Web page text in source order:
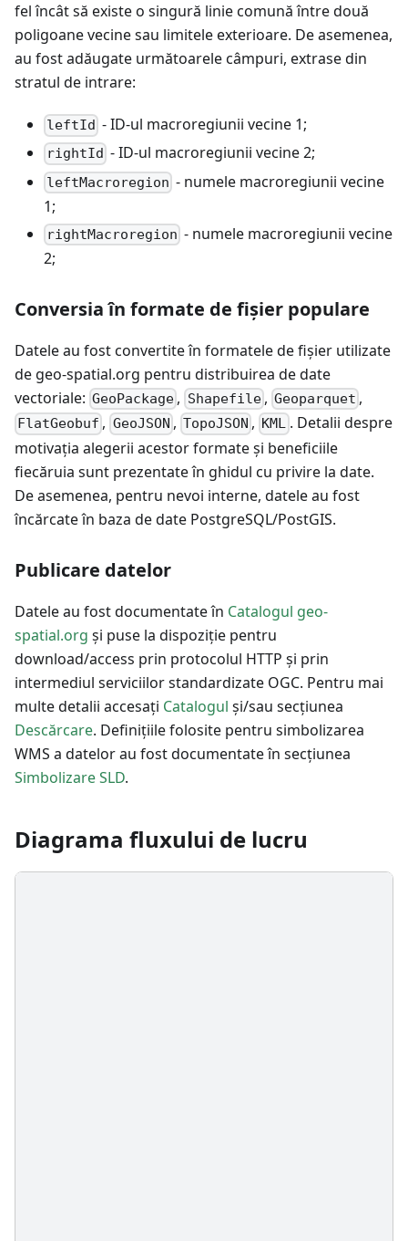
fel încât să existe o singură linie comună între două
poligoane vecine sau limitele exterioare. De asemenea,
au fost adăugate următoarele câmpuri, extrase din
stratul de intrare:
leftId - ID-ul macroregiunii vecine 1;
rightId - ID-ul macroregiunii vecine 2;
leftMacroregion - numele macroregiunii vecine
1;
rightMacroregion - numele macroregiunii vecine
2;
Conversia în formate de fișier populare
Datele au fost convertite în formatele de fișier utilizate
de geo-spatial.org pentru distribuirea de date
vectoriale: GeoPackage , Shapefile, Geoparquet ,
FlatGeobuf , GeoJSON , TopoJSON , KML. Detalii despre
motivația alegerii acestor formate și beneficiile
fiecăruia sunt prezentate în ghidul cu privire la date.
De asemenea, pentru nevoi interne, datele au fost
încărcate în baza de date PostgreSQL/PostGIS.
Publicare datelor
Datele au fost documentate în Catalogul geo-
spatial.org și puse la dispoziție pentru
download/access prin protocolul HTTP și prin
intermediul serviciilor standardizate OGC. Pentru mai
multe detalii accesați Catalogul și/sau secțiunea
Descărcare. Definițiile folosite pentru simbolizarea
WMS a datelor au fost documentate în secțiunea
Simbolizare SLD.
Diagrama fluxului de lucru